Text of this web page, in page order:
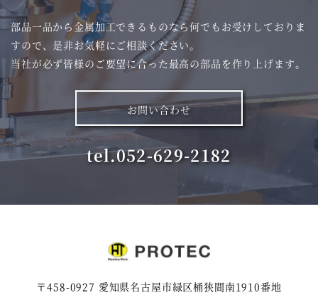
部品一品から金属加工できるものなら何でもお受けしておりま
すので、 是非お気軽にご相談ください。
当社が必ず皆様のご要望に合った最高の部品を作り上げます。
お問い合わせ
tel.052-629-2182
〒458-0927 愛知県名古屋市緑区桶狭間南1910番地